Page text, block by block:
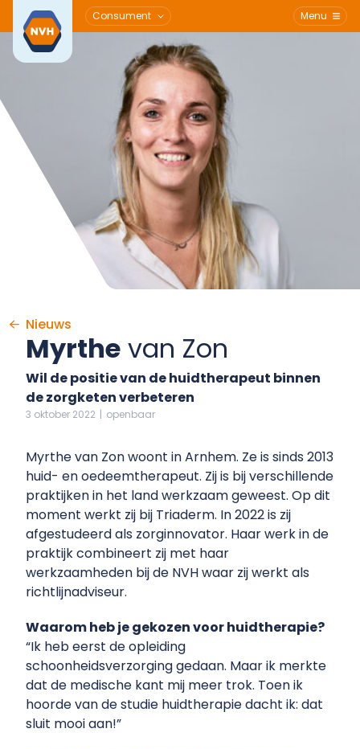
Ga naar de inhoud
Consument Menu
Nieuws
Myrthe van Zon
Wil de positie van de huidtherapeut binnen
de zorgketen verbeteren
3 oktober 2022 | openbaar
Myrthe van Zon woont in Arnhem. Ze is sinds 2013
huid- en oedeemtherapeut. Zij is bij verschillende
praktijken in het land werkzaam geweest. Op dit
moment werkt zij bij Triaderm. In 2022 is zij
afgestudeerd als zorginnovator. Haar werk in de
praktijk combineert zij met haar
werkzaamheden bij de NVH waar zij werkt als
richtlijnadviseur.
Waarom heb je gekozen voor huidtherapie?
“Ik heb eerst de opleiding
schoonheidsverzorging gedaan. Maar ik merkte
dat de medische kant mij meer trok. Toen ik
hoorde van de studie huidtherapie dacht ik: dat
sluit mooi aan!”